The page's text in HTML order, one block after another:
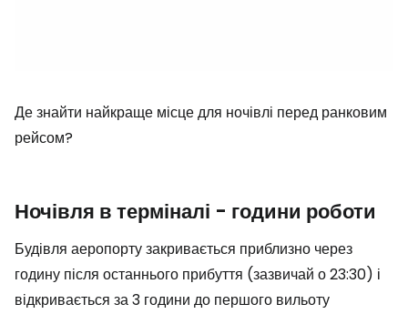
Де знайти найкраще місце для ночівлі перед ранковим
рейсом?
Ночівля в терміналі - години роботи
Будівля аеропорту закривається приблизно через
годину після останнього прибуття (зазвичай о 23:30) і
відкривається за 3 години до першого вильоту